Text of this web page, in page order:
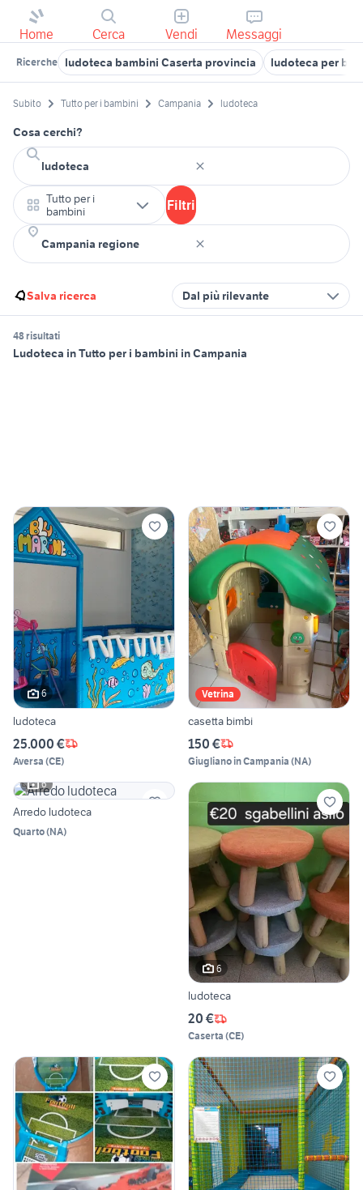
Home Cerca Vendi Messaggi
Ricerche ludoteca bambini Caserta provincia ludoteca per
Subito Tutto per i bambini Campania ludoteca
Cosa cerchi?
Tutto per i
bambini
Filtri
Salva ricerca Dal più rilevante
48 risultati
Ludoteca in Tutto per i bambini in Campania
6
ludoteca
25.000 €
Aversa (CE)
Vetrina
casetta bimbi
150 €
Giugliano in Campania (NA)
6
Arredo ludoteca
Quarto(NA)
6
ludoteca
20 €
Caserta (CE)